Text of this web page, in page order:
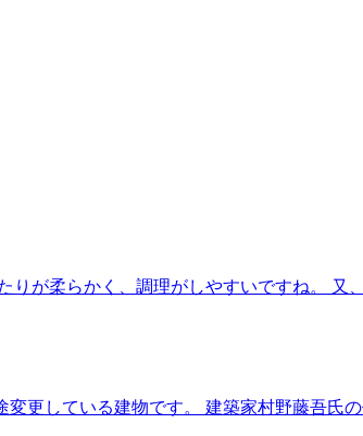
が柔らかく、調理がしやすいですね。 又
更している建物です。 建築家村野藤吾氏